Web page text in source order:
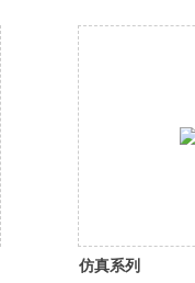
仿真系列